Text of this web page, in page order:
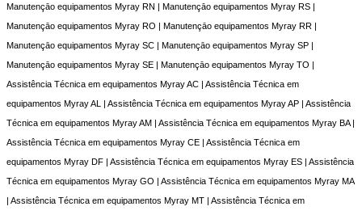
Manutençāo equipamentos Myray RN | Manutençāo equipamentos Myray RS |
Manutençāo equipamentos Myray RO | Manutençāo equipamentos Myray RR |
Manutençāo equipamentos Myray SC | Manutençāo equipamentos Myray SP |
Manutençāo equipamentos Myray SE | Manutençāo equipamentos Myray TO |
Assistência Técnica em equipamentos Myray AC | Assistência Técnica em
equipamentos Myray AL | Assistência Técnica em equipamentos Myray AP | Assistência
Técnica em equipamentos Myray AM | Assistência Técnica em equipamentos Myray BA |
Assistência Técnica em equipamentos Myray CE | Assistência Técnica em
equipamentos Myray DF | Assistência Técnica em equipamentos Myray ES | Assistência
Técnica em equipamentos Myray GO | Assistência Técnica em equipamentos Myray MA
| Assistência Técnica em equipamentos Myray MT | Assistência Técnica em